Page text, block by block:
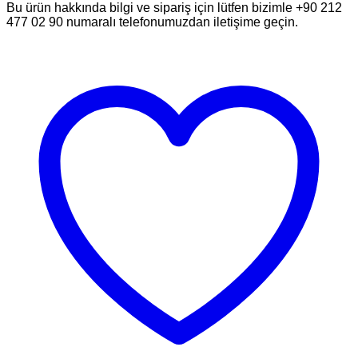
Bu ürün hakkında bilgi ve sipariş için lütfen bizimle +90 212
477 02 90 numaralı telefonumuzdan iletişime geçin.